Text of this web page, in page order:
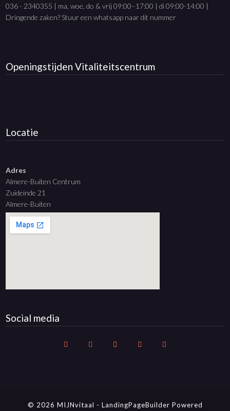
036 - 2340355 | ma, woe, do & vrij 09:00–17:00 | di 09:00-14:00 |
Dringende zaken? Stuur een whatsapp naar dit nummer
OpeningstijdenVitaliteitscentrum
Locatie
Adres
Almere-Buiten Centrum
Zuideinde 21
Almere-Buiten
Social media
© 2026 MIJNvitaal - LandingPageBuilder Powered